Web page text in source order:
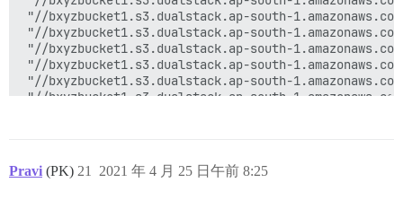
"//bxyzbucket1.s3.dualstack.ap-south-
"//bxyzbucket1.s3.dualstack.ap-south-
"//bxyzbucket1.s3.dualstack.ap-south-
"//bxyzbucket1.s3.dualstack.ap-south-
"//bxyzbucket1.s3.dualstack.ap-south-
"//bxyzbucket1.s3.dualstack.ap-south-
"//bxyzbucket1.s3.dualstack.ap-south-
"//bxyzbucket1.s3.dualstack.ap-south-
Pravi (PK) 2021 年 4 月 25 日午前 8:25
21